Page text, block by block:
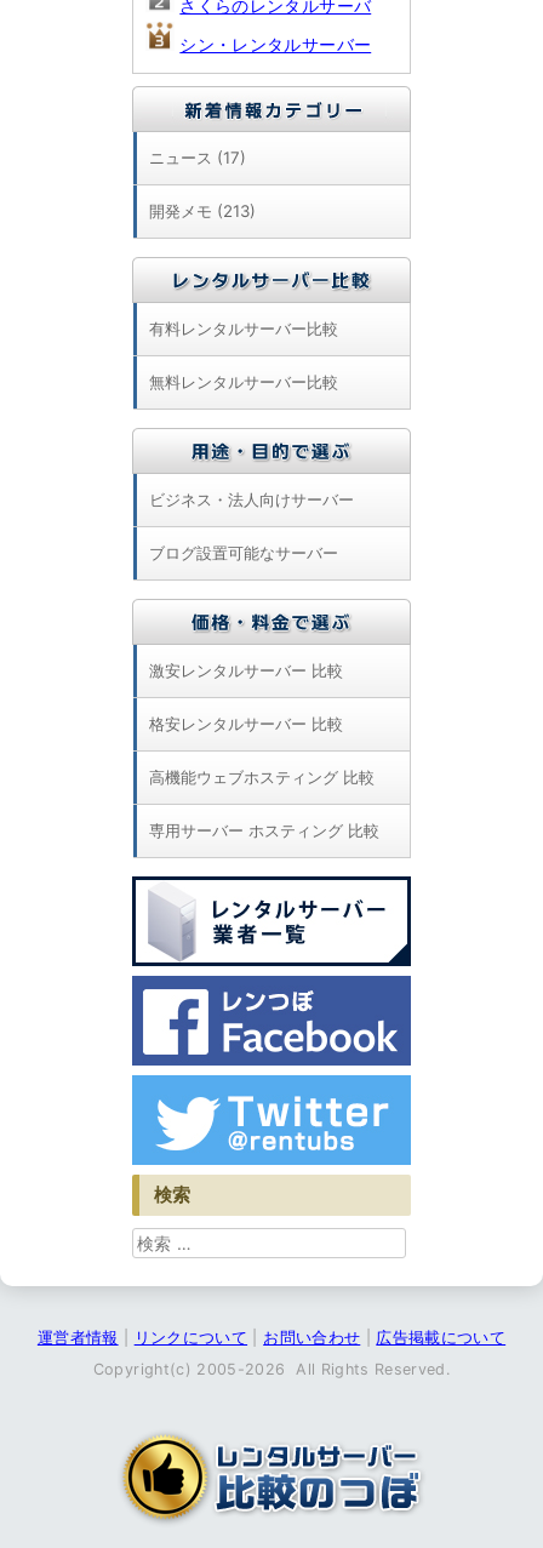
さくらのレンタルサーバ
シン・レンタルサーバー
ニュース (17)
開発メモ (213)
有料レンタルサーバー比較
無料レンタルサーバー比較
ビジネス・法人向けサーバー
ブログ設置可能なサーバー
激安レンタルサーバー 比較
格安レンタルサーバー 比較
高機能ウェブホスティング 比較
専用サーバー ホスティング 比較
検索
検索
運営者情報 リンクについて お問い合わせ
広告掲載について
Copyright(c) 2005-2026
All Rights Reserved.